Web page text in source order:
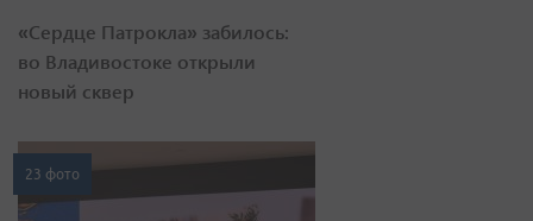
«Сердце Патрокла» забилось:
во Владивостоке открыли
новый сквер
23 фото